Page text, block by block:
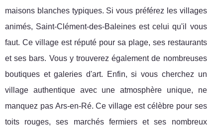
maisons blanches typiques. Si vous préférez les villages
animés, Saint-Clément-des-Baleines est celui qu'il vous
faut. Ce village est réputé pour sa plage, ses restaurants
et ses bars. Vous y trouverez également de nombreuses
boutiques et galeries d'art. Enfin, si vous cherchez un
village authentique avec une atmosphère unique, ne
manquez pas Ars-en-Ré. Ce village est célèbre pour ses
toits rouges, ses marchés fermiers et ses nombreux